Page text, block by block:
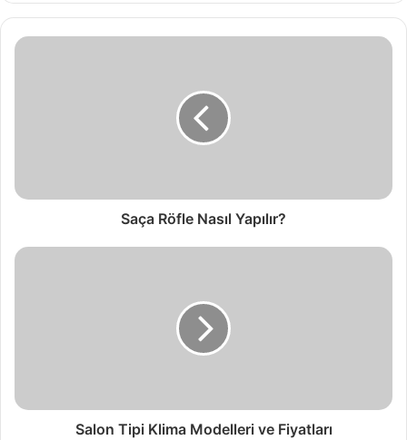
Saça Röfle Nasıl Yapılır?
Salon Tipi Klima Modelleri ve Fiyatları